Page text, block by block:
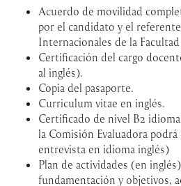
Acuerdo de movilidad
por el candidato y el
Internacionales de la
Certificación del cargo
al inglés).
Copia del pasaporte.
Curriculum vitae en inglés.
Certificado de nivel B2
la Comisión Evaluadora
entrevista en idioma inglés)
Plan de actividades (en
fundamentación y objetivos,